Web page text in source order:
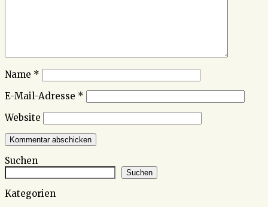
Name *
E-Mail-Adresse *
Website
Suchen
Suchen
Kategorien